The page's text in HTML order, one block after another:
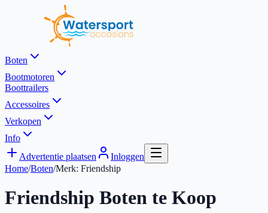
Boten
Bootmotoren
Boottrailers
Accessoires
Verkopen
Info
Advertentie plaatsen
Inloggen
Home/Boten/Merk: Friendship
Friendship Boten te Koop